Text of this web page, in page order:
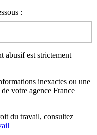
:
abusif est strictement
inexactes ou une
votre agence France
du travail, consultez